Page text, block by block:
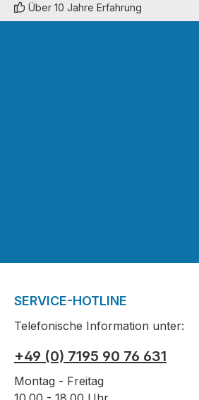
Über 10 Jahre Erfahrung
SERVICE-HOTLINE
Telefonische Information unter:
+49 (0) 7195 90 76 631
Montag - Freitag